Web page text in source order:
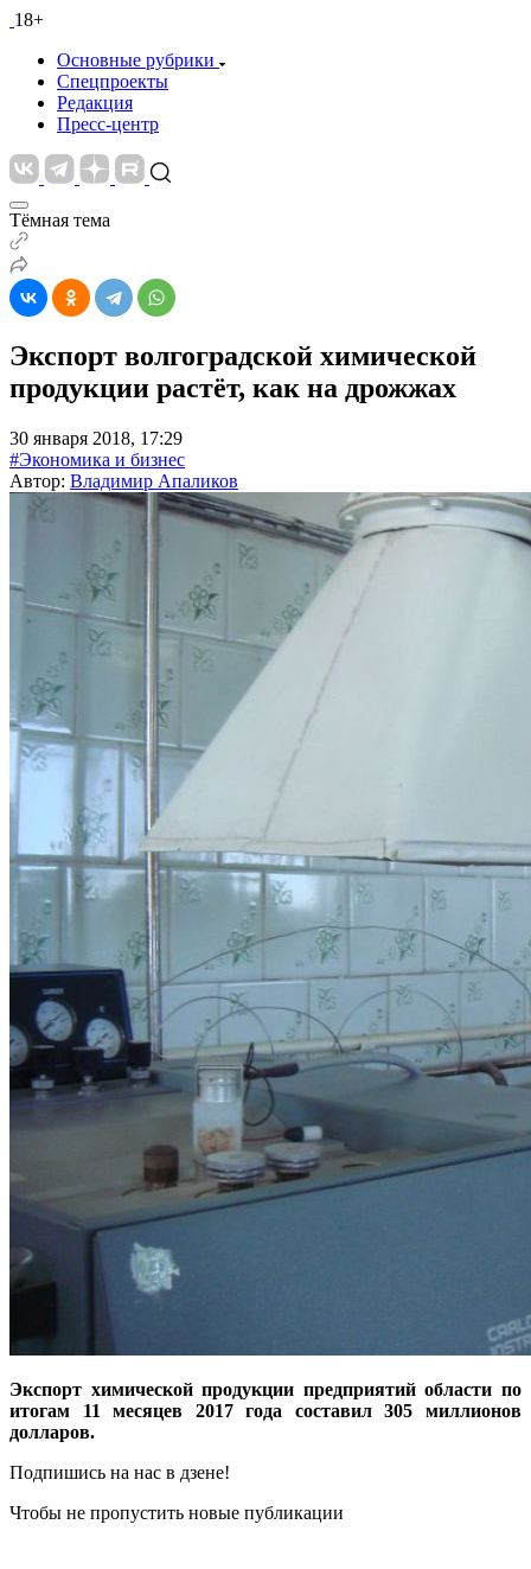
18+
Основные рубрики
Спецпроекты
Редакция
Пресс-центр
Тёмная тема
Экспорт волгоградской химической
продукции растёт, как на дрожжах
30 января 2018, 17:29
#Экономика и бизнес
Автор: Владимир Апаликов
Экспорт химической продукции предприятий области по
итогам 11 месяцев 2017 года составил 305 миллионов
долларов.
Подпишись на нас в дзене!
Чтобы не пропустить новые публикации